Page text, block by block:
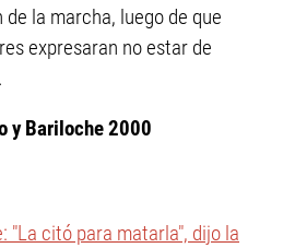
la marcha, luego de que
expresaran no estar de
y Bariloche 2000
"La citó para matarla", dijo la